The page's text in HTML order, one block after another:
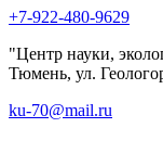
+7-922-480-9629
"Центр науки,
Тюмень, ул.
ku-70@mail.ru